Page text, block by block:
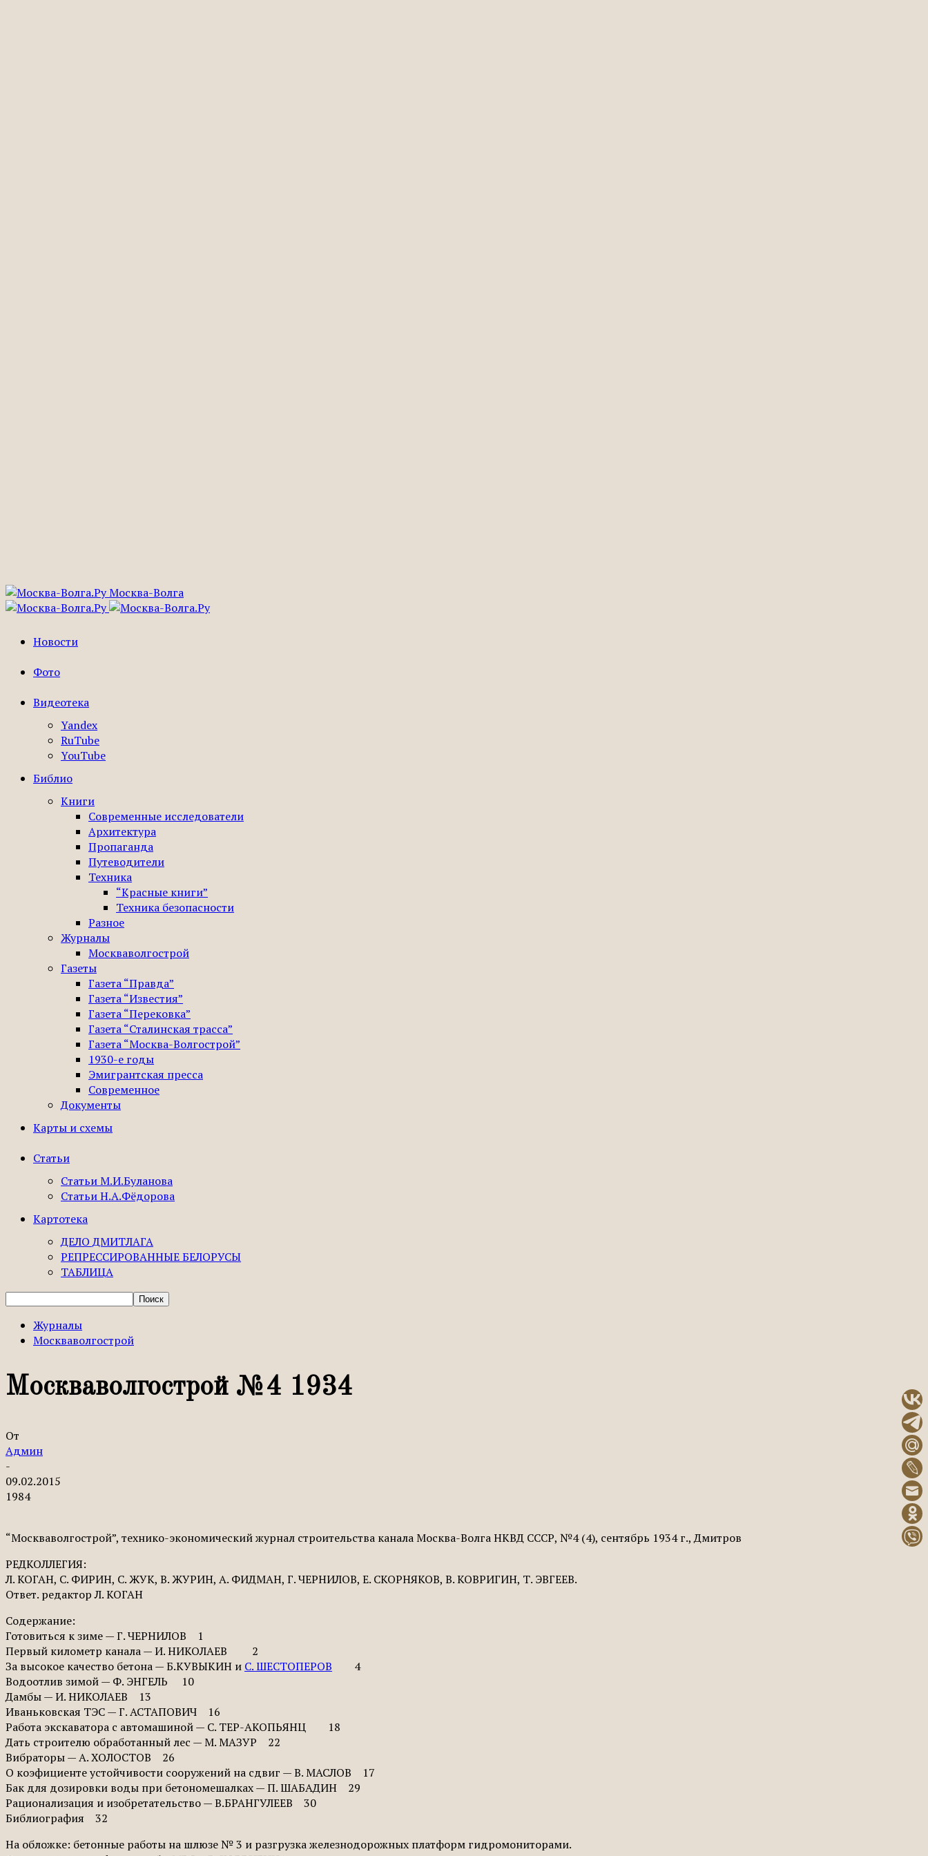
Москва-Волга
Новости
Фото
Видеотека
Yandex
RuTube
YouTube
Библио
Книги
Современные исследователи
Архитектура
Пропаганда
Путеводители
Техника
“Красные книги”
Техника безопасности
Разное
Журналы
Москваволгострой
Газеты
Газета “Правда”
Газета “Известия”
Газета “Перековка”
Газета “Сталинская трасса”
Газета “Москва-Волгострой”
1930-е годы
Эмигрантская пресса
Современное
Документы
Карты и схемы
Статьи
Статьи М.И.Буланова
Статьи Н.А.Фёдорова
Картотека
ДЕЛО ДМИТЛАГА
РЕПРЕССИРОВАННЫЕ БЕЛОРУСЫ
ТАБЛИЦА
Журналы
Москваволгострой
Москваволгострой №4 1934
От
Админ
-
09.02.2015
1984
“Москваволгострой”, технико-экономический журнал строительства канала Москва-Волга НКВД СССР, №4 (4), сентябрь 1934 г., Дмитров
РЕДКОЛЛЕГИЯ:
Л. КОГАН, С. ФИРИН, С. ЖУК, В. ЖУРИН, А. ФИДМАН, Г. ЧЕРНИЛОВ, Е. СКОРНЯКОВ, В. КОВРИГИН, Т. ЭВГЕЕВ.
Ответ. редактор Л. КОГАН
Содержание:
Готовиться к зиме — Г. ЧЕРНИЛОВ 1
Первый километр канала — И. НИКОЛАЕВ 2
За высокое качество бетона — Б.КУВЫКИН и С. ШЕСТОПЕРОВ 4
Водоотлив зимой — Ф. ЭНГЕЛЬ 10
Дамбы — И. НИКОЛАЕВ 13
Иваньковская ТЭС — Г. АСТАПОВИЧ 16
Работа экскаватора с автомашиной — С. ТЕР-АКОПЬЯНЦ 18
Дать строителю обработанный лес — М. МАЗУР 22
Вибраторы — А. ХОЛОСТОВ 26
О коэфициенте устойчивости сооружений на сдвиг — В. МАСЛОВ 17
Бак для дозировки воды при бетономешалках — П. ШАБАДИН 29
Рационализация и изобретательство — В.БРАНГУЛЕЕВ 30
Библиография 32
На обложке: бетонные работы на шлюзе № 3 и разгрузка железнодорожных платформ гидромониторами.